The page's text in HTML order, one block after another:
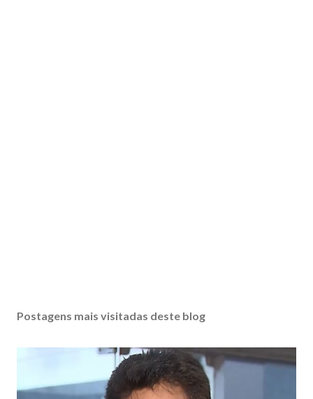
Postagens mais visitadas deste blog